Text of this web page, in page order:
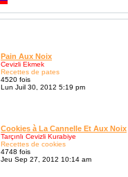
Pain Aux Noix
Cevizli Ekmek
Recettes de pates
4520 fois
Lun Juil 30, 2012 5:19 pm
Cookies à La Cannelle Et Aux Noix
Tarçınlı Cevizli Kurabiye
Recettes de cookies
4748 fois
Jeu Sep 27, 2012 10:14 am